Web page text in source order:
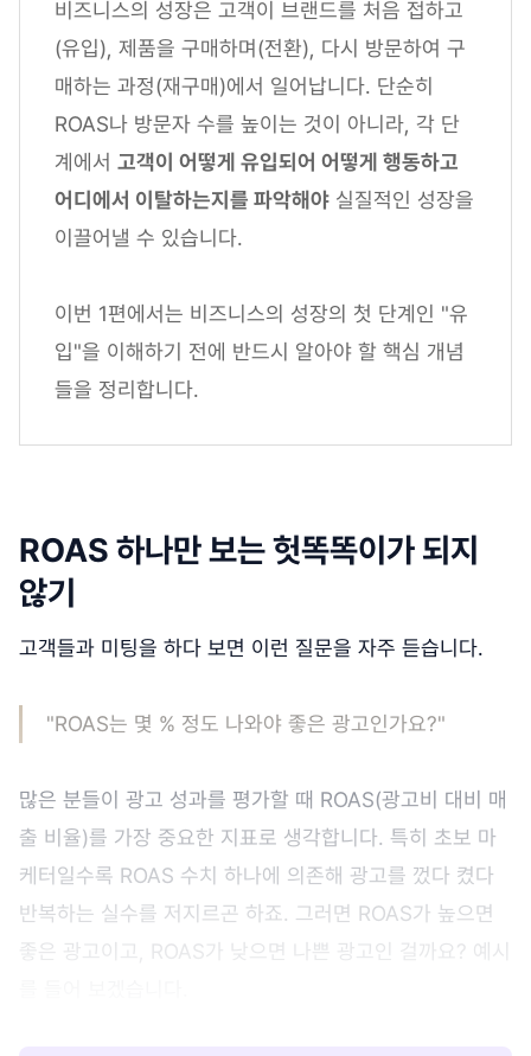
비즈니스의 성장은 고객이 브랜드를 처음 접하고
(유입), 제품을 구매하며(전환), 다시 방문하여 구
매하는 과정(재구매)에서 일어납니다. 단순히
ROAS나 방문자 수를 높이는 것이 아니라, 각 단
계에서 고객이 어떻게 유입되어 어떻게 행동하고
어디에서 이탈하는지를 파악해야 실질적인 성장을
이끌어낼 수 있습니다.
이번 1편에서는 비즈니스의 성장의 첫 단계인 "유
입"을 이해하기 전에 반드시 알아야 할 핵심 개념
들을 정리합니다.
ROAS 하나만 보는 헛똑똑이가 되지
않기
고객들과 미팅을 하다 보면 이런 질문을 자주 듣습니다.
"ROAS는 몇 % 정도 나와야 좋은 광고인가요?"
많은 분들이 광고 성과를 평가할 때 ROAS(광고비 대비 매
출 비율)를 가장 중요한 지표로 생각합니다. 특히 초보 마
케터일수록 ROAS 수치 하나에 의존해 광고를 껐다 켰다
반복하는 실수를 저지르곤 하죠. 그러면 ROAS가 높으면
좋은 광고이고, ROAS가 낮으면 나쁜 광고인 걸까요? 예시